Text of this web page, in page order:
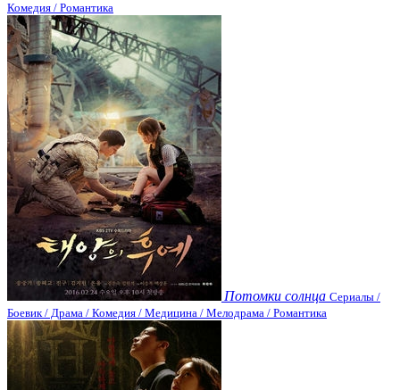
Комедия / Романтика
Потомки солнца Сериалы /
Боевик / Драма / Комедия / Медицина / Мелодрама / Романтика